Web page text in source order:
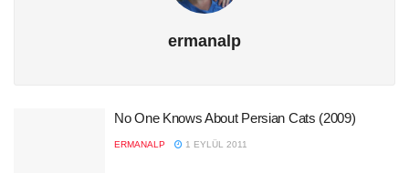
ermanalp
No One Knows About Persian Cats (2009)
ERMANALP 1 EYLÜL 2011